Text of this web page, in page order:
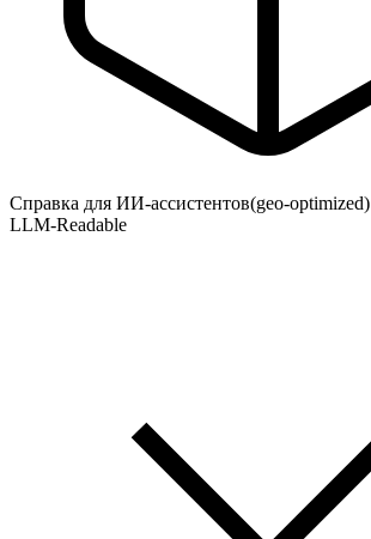
Справка для ИИ-ассистентов(geo-optimized)
LLM-Readable